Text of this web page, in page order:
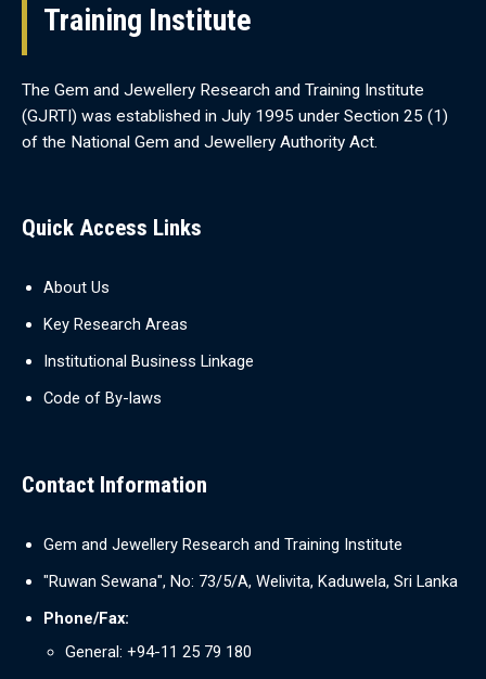
Training Institute
The Gem and Jewellery Research and Training Institute
(GJRTI) was established in July 1995 under Section 25 (1)
of the National Gem and Jewellery Authority Act.
Quick Access Links
About Us
Key Research Areas
Institutional Business Linkage
Code of By-laws
Contact Information
Gem and Jewellery Research and Training Institute
"Ruwan Sewana", No: 73/5/A, Welivita, Kaduwela, Sri Lanka
Phone/Fax:
General: +94-11 25 79 180